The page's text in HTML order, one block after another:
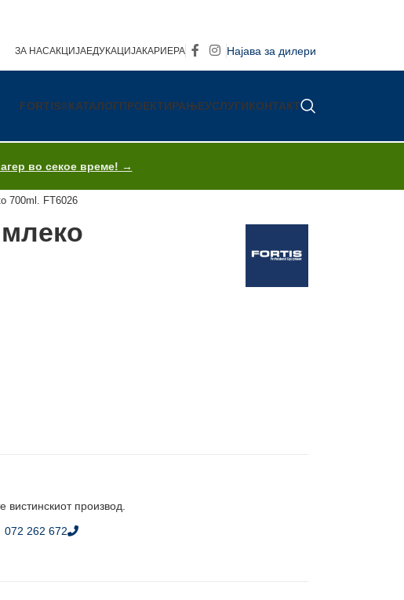
ЗА НАСАКЦИЈАЕДУКАЦИЈАКАРИЕРА Најава за дилери
FORTIS®КАТАЛОГПРОЕКТИРАЊЕУСЛУГИКОНТАКТ
во секое време! →
700ml. FT6026
производ.
072 262 672